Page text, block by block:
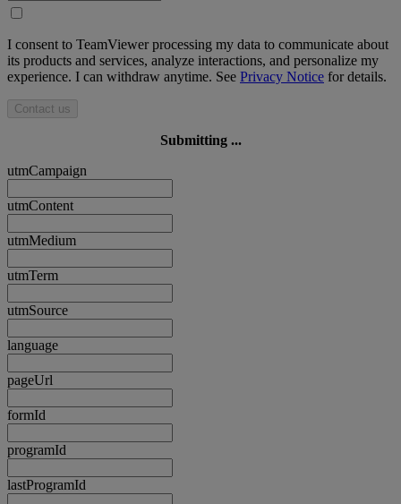
I consent to TeamViewer processing my data to communicate about
its products and services, analyze interactions, and personalize my
experience. I can withdraw anytime. See Privacy Notice for details.
Contact us
Submitting ...
utmCampaign
utmContent
utmMedium
utmTerm
utmSource
language
pageUrl
formId
programId
lastProgramId